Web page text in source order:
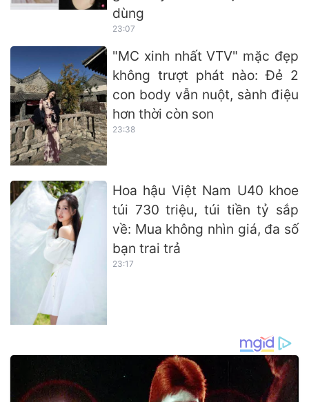
dùng
23:07
"MC xinh nhất VTV" mặc đẹp
không trượt phát nào: Đẻ 2
con body vẫn nuột, sành điệu
hơn thời còn son
23:38
Hoa hậu Việt Nam U40 khoe
túi 730 triệu, túi tiền tỷ sắp
về: Mua không nhìn giá, đa số
bạn trai trả
23:17